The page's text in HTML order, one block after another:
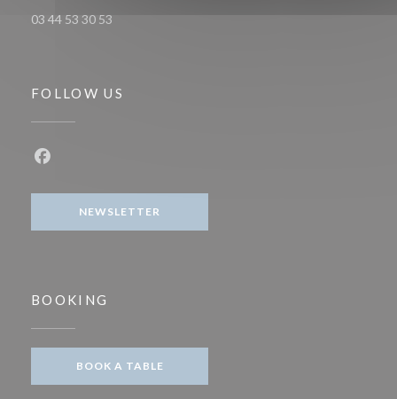
03 44 53 30 53
FOLLOW US
NEWSLETTER
BOOKING
BOOK A TABLE